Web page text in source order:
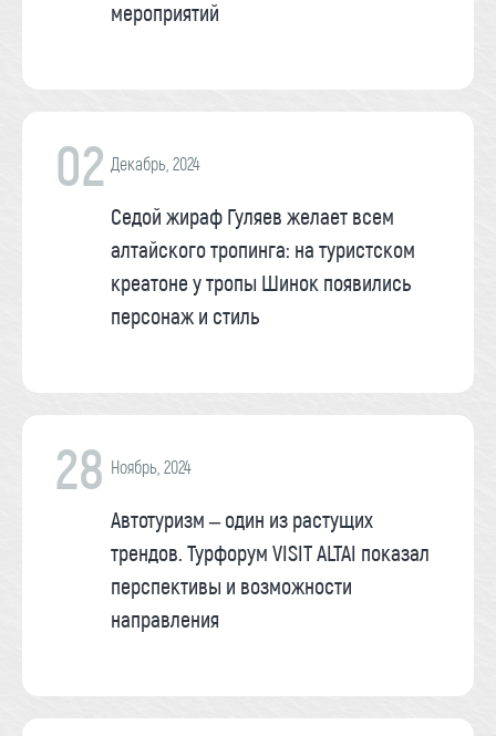
мероприятий
02 Декабрь, 2024
Седой жираф Гуляев желает всем
алтайского тропинга: на туристском
креатоне у тропы Шинок появились
персонаж и стиль
28 Ноябрь, 2024
Автотуризм – один из растущих
трендов. Турфорум VISIT ALTAI показал
перспективы и возможности
направления